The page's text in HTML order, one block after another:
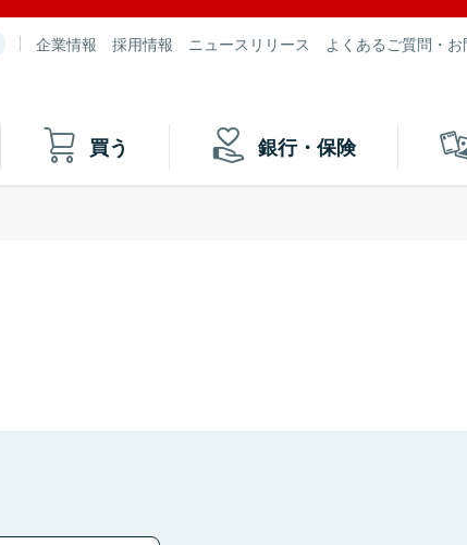
企業情報 採用情報 ニュースリリース よくあるご質問・
買う 銀行・保険